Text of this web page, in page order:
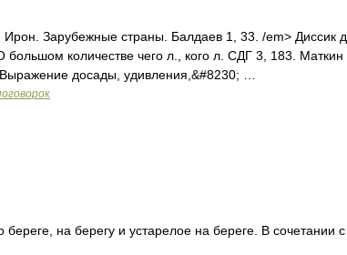
Ирон. Зарубежные страны. Балдаев 1, 33. /em> Диссик
большом количестве чего л., кого л. СДГ 3, 183. Маткин
досады, удивления,&#8230; …
на берегу и устарелое на береге. В сочетании